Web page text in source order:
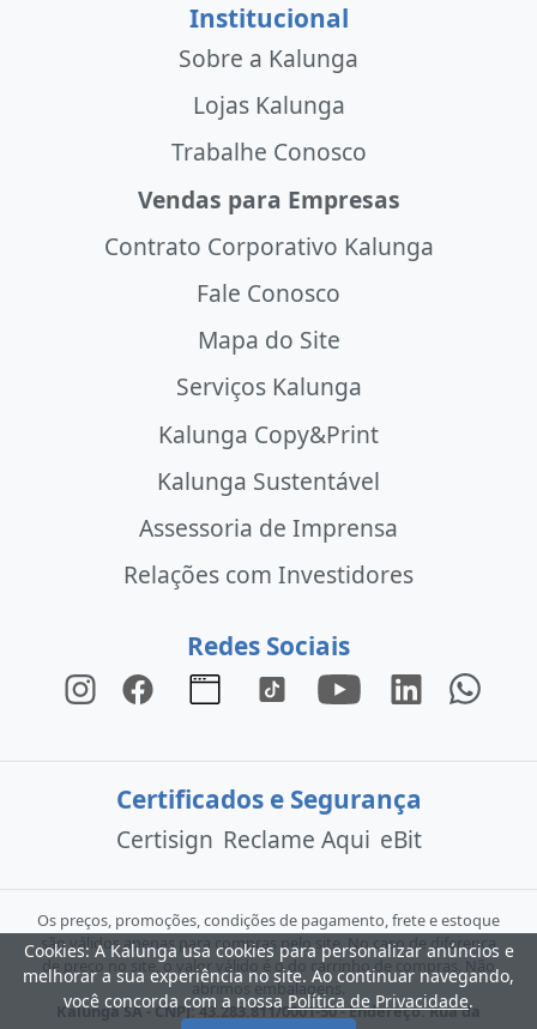
Institucional
Sobre a Kalunga
Lojas Kalunga
Trabalhe Conosco
Vendas para Empresas
Contrato Corporativo Kalunga
Fale Conosco
Mapa do Site
Serviços Kalunga
Kalunga Copy&Print
Kalunga Sustentável
Assessoria de Imprensa
Relações com Investidores
Redes Sociais
Certificados e Segurança
Certisign Reclame Aqui eBit
Os preços, promoções, condições de pagamento, frete e estoque
são válidos apenas para compras pelo site. No caso de diferença
de preço no site, o valor válido é o do carrinho de compras. Não
abrimos embalagens.
Kalunga SA - CNPJ: 43.283.811/0001-50 - Endereço: Rua da
Cookies: A Kalunga usa cookies para personalizar anúncios e
melhorar a sua experiência no site. Ao continuar navegando,
você concorda com a nossa Política de Privacidade.